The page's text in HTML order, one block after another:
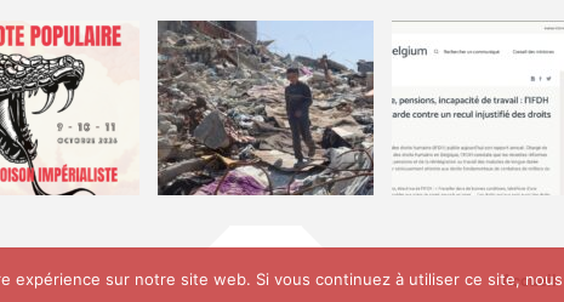
Accueil
expérience sur notre site web. Si vous continuez à utiliser ce site,